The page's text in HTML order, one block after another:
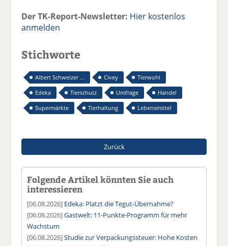
Der TK-Report-Newsletter: Hier kostenlos
anmelden
Stichworte
Albert Schweizer ... Civey
Tierwohl
Edeka
Tierschutz Umfrage
Handel
Supermärkte
Tierhaltung Lebensmittel
Zurück
Folgende Artikel könnten Sie auch
interessieren
[06.08.2026] Edeka: Platzt die Tegut-Übernahme?
[06.08.2026]Gastwelt: 11-Punkte-Programm für mehr
Wachstum
[06.08.2026]Studie zur Verpackungssteuer: Hohe Kosten